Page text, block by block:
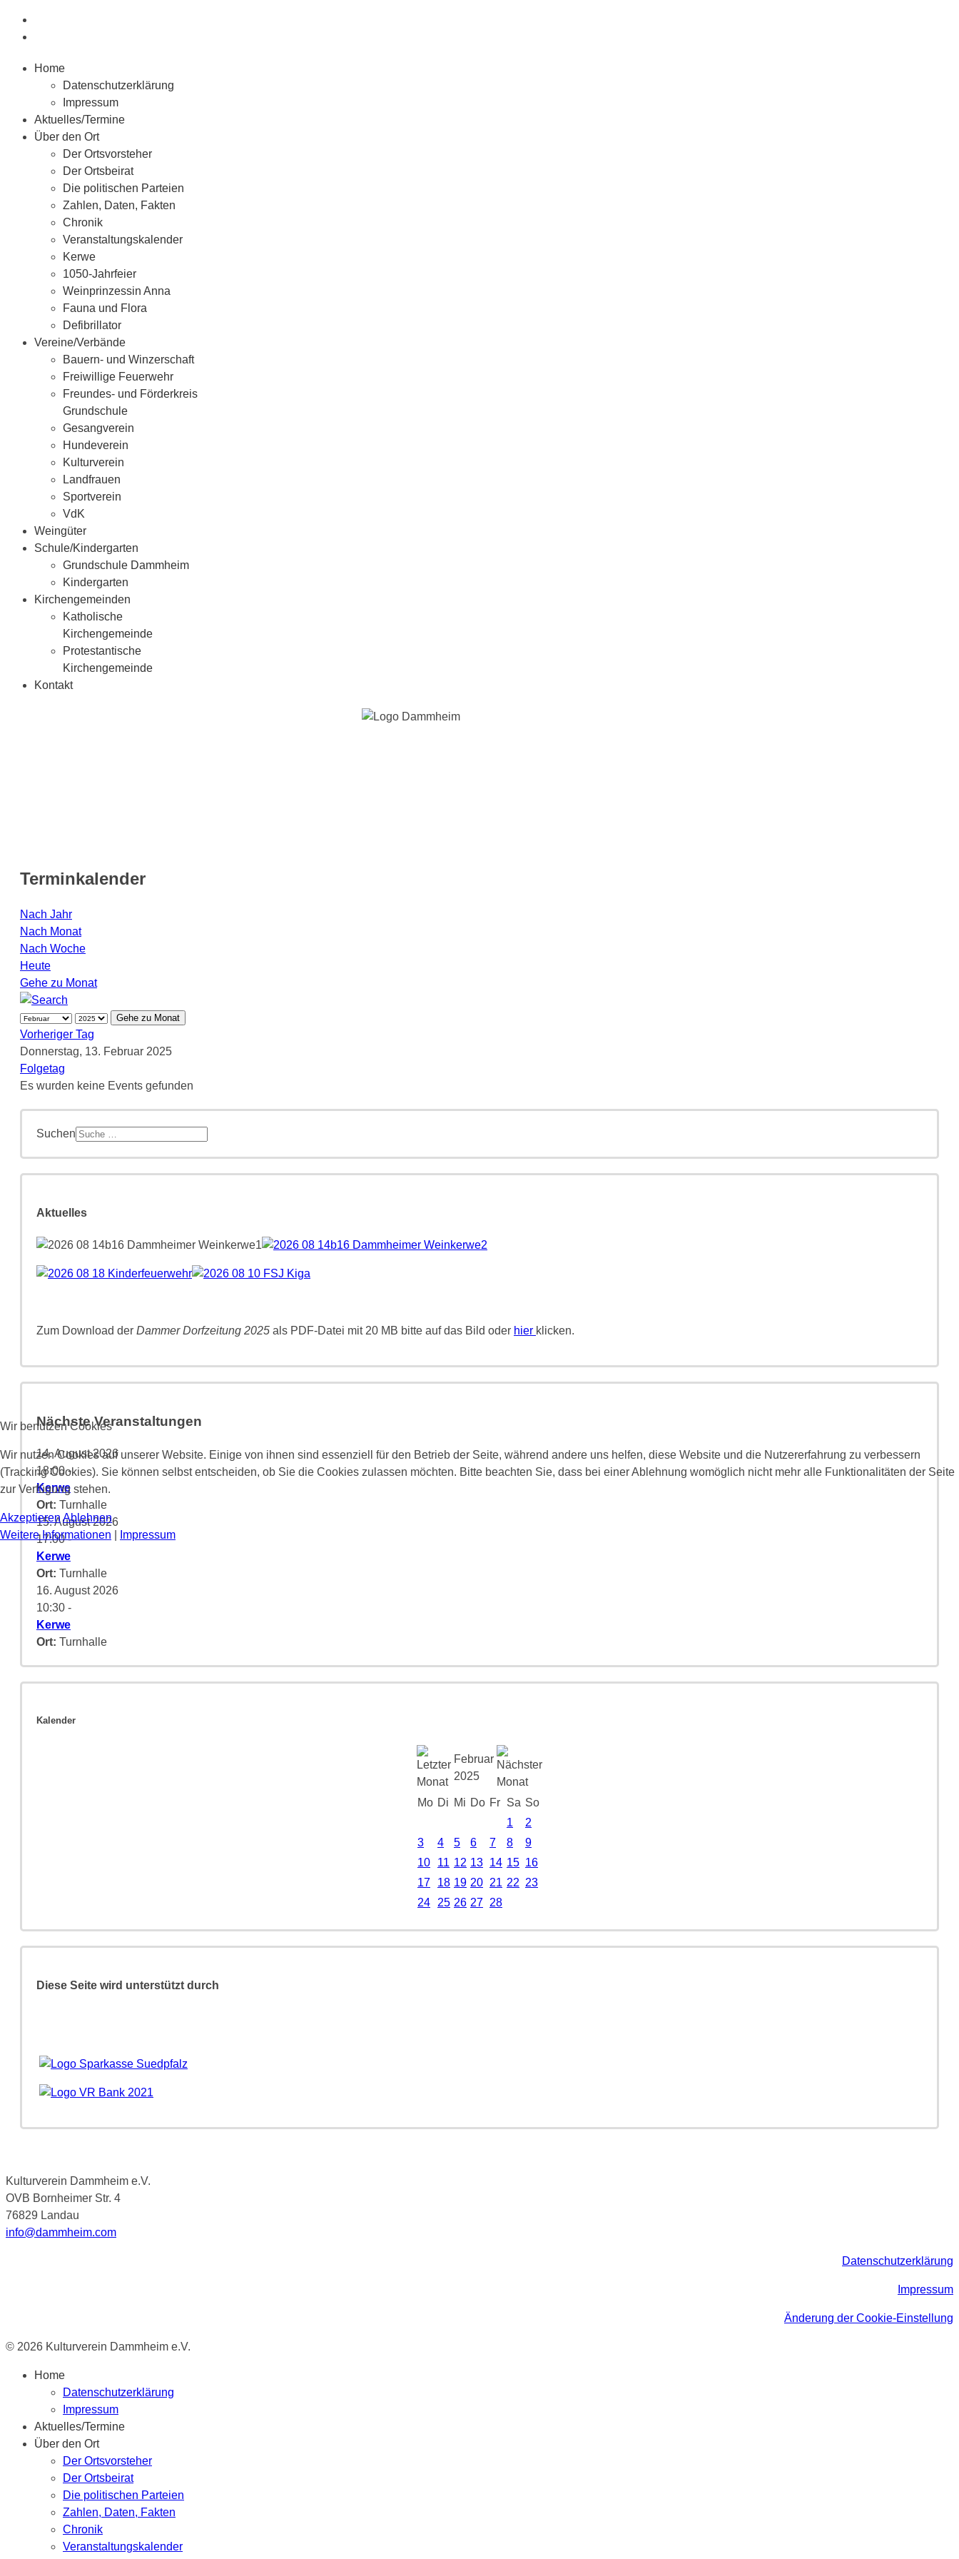
Home
Datenschutzerklärung
Impressum
Aktuelles/Termine
Über den Ort
Der Ortsvorsteher
Der Ortsbeirat
Die politischen Parteien
Zahlen, Daten, Fakten
Chronik
Veranstaltungskalender
Kerwe
1050-Jahrfeier
Weinprinzessin Anna
Fauna und Flora
Defibrillator
Vereine/Verbände
Bauern- und Winzerschaft
Freiwillige Feuerwehr
Freundes- und Förderkreis
Grundschule
Gesangverein
Hundeverein
Kulturverein
Landfrauen
Sportverein
VdK
Weingüter
Schule/Kindergarten
Grundschule Dammheim
Kindergarten
Kirchengemeinden
Katholische
Kirchengemeinde
Protestantische
Kirchengemeinde
Kontakt
Terminkalender
Nach Jahr
Nach Monat
Nach Woche
Heute
Gehe zu Monat
Gehe zu Monat
Vorheriger Tag
Donnerstag, 13. Februar 2025
Folgetag
Es wurden keine Events gefunden
Suchen
Aktuelles
Zum Download der Dammer Dorfzeitung 2025 als PDF-Datei mit 20 MB bitte auf das Bild oder hier klicken.
Nächste Veranstaltungen
14. August 2026
18:00-
Kerwe
Ort: Turnhalle
15. August 2026
17:00-
Kerwe
Ort: Turnhalle
16. August 2026
10:30 -
Kerwe
Ort: Turnhalle
Kalender
Februar
2025
Mo Di Mi Do Fr Sa So
1
2
3
4 5 6 7 8
9
10
11 12 13 14 15 16
17
18 19 20 21 22 23
24
25 26 27 28
Diese Seite wird unterstützt durch
Kulturverein Dammheim e.V.
OVB Bornheimer Str. 4
76829 Landau
info@dammheim.com
Datenschutzerklärung
Impressum
Änderung der Cookie-Einstellung
© 2026 Kulturverein Dammheim e.V.
Home
Datenschutzerklärung
Impressum
Aktuelles/Termine
Über den Ort
Der Ortsvorsteher
Der Ortsbeirat
Die politischen Parteien
Zahlen, Daten, Fakten
Chronik
Veranstaltungskalender
Wir benutzen Cookies
Wir nutzen Cookies auf unserer Website. Einige von ihnen sind essenziell für den Betrieb der Seite, während andere uns helfen, diese Website und die Nutzererfahrung zu verbessern
(Tracking Cookies). Sie können selbst entscheiden, ob Sie die Cookies zulassen möchten. Bitte beachten Sie, dass bei einer Ablehnung womöglich nicht mehr alle Funktionalitäten der Seite
zur Verfügung stehen.
Akzeptieren Ablehnen
Weitere Informationen
Impressum